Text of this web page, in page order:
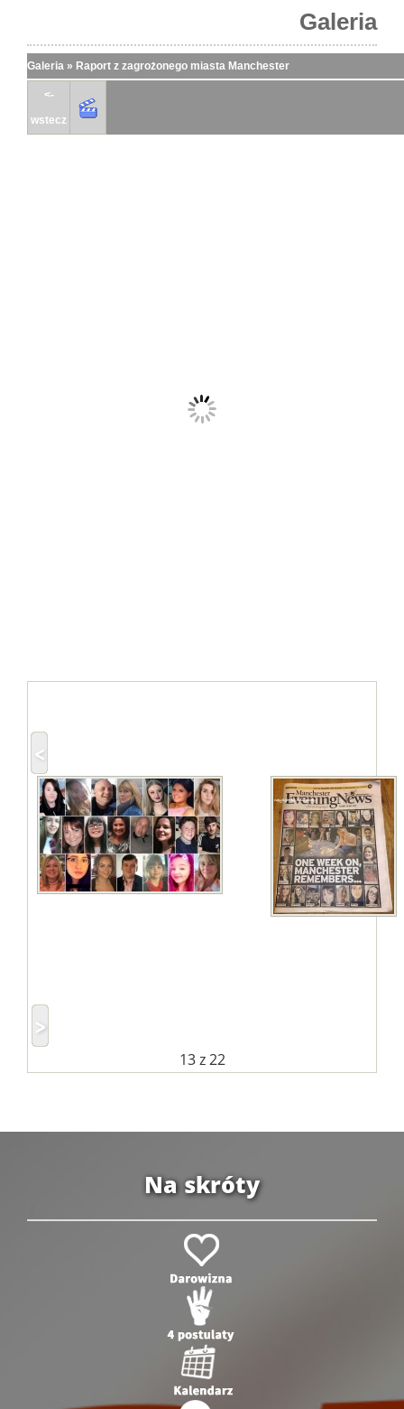
Galeria
Galeria » Raport z zagrożonego miasta Manchester
<-
wstecz
13z 22
Na skróty